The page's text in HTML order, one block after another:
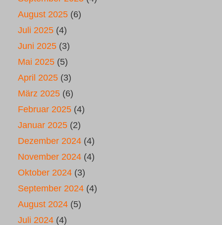
August 2025 (6)
Juli 2025 (4)
Juni 2025 (3)
Mai 2025 (5)
April 2025 (3)
März 2025 (6)
Februar 2025 (4)
Januar 2025 (2)
Dezember 2024 (4)
November 2024 (4)
Oktober 2024 (3)
September 2024 (4)
August 2024 (5)
Juli 2024 (4)